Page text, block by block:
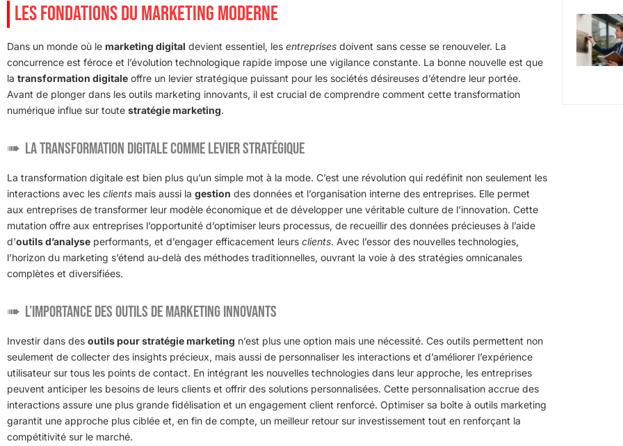
LES FONDATIONS DU MARKETING MODERNE
Dans un monde où le marketing digital devient essentiel, les entreprises doivent sans cesse se renouveler. La
concurrence est féroce et l’évolution technologique rapide impose une vigilance constante. La bonne nouvelle est que
la transformation digitale offre un levier stratégique puissant pour les sociétés désireuses d’étendre leur portée.
Avant de plonger dans les outils marketing innovants, il est crucial de comprendre comment cette transformation
numérique influe sur toute stratégie marketing.
La transformation digitale comme levier stratégique
La transformation digitale est bien plus qu’un simple mot à la mode. C’est une révolution qui redéfinit non seulement les
interactions avec les clients mais aussi la gestion des données et l’organisation interne des entreprises. Elle permet
aux entreprises de transformer leur modèle économique et de développer une véritable culture de l’innovation. Cette
mutation offre aux entreprises l’opportunité d’optimiser leurs processus, de recueillir des données précieuses à l’aide
d’outils d’analyse performants, et d’engager efficacement leurs clients. Avec l’essor des nouvelles technologies,
l’horizon du marketing s’étend au-delà des méthodes traditionnelles, ouvrant la voie à des stratégies omnicanales
complètes et diversifiées.
L’importance des outils de marketing innovants
Investir dans des outils pour stratégie marketing n’est plus une option mais une nécessité. Ces outils permettent non
seulement de collecter des insights précieux, mais aussi de personnaliser les interactions et d’améliorer l’expérience
utilisateur sur tous les points de contact. En intégrant les nouvelles technologies dans leur approche, les entreprises
peuvent anticiper les besoins de leurs clients et offrir des solutions personnalisées. Cette personnalisation accrue des
interactions assure une plus grande fidélisation et un engagement client renforcé. Optimiser sa boîte à outils marketing
garantit une approche plus ciblée et, en fin de compte, un meilleur retour sur investissement tout en renforçant la
compétitivité sur le marché.